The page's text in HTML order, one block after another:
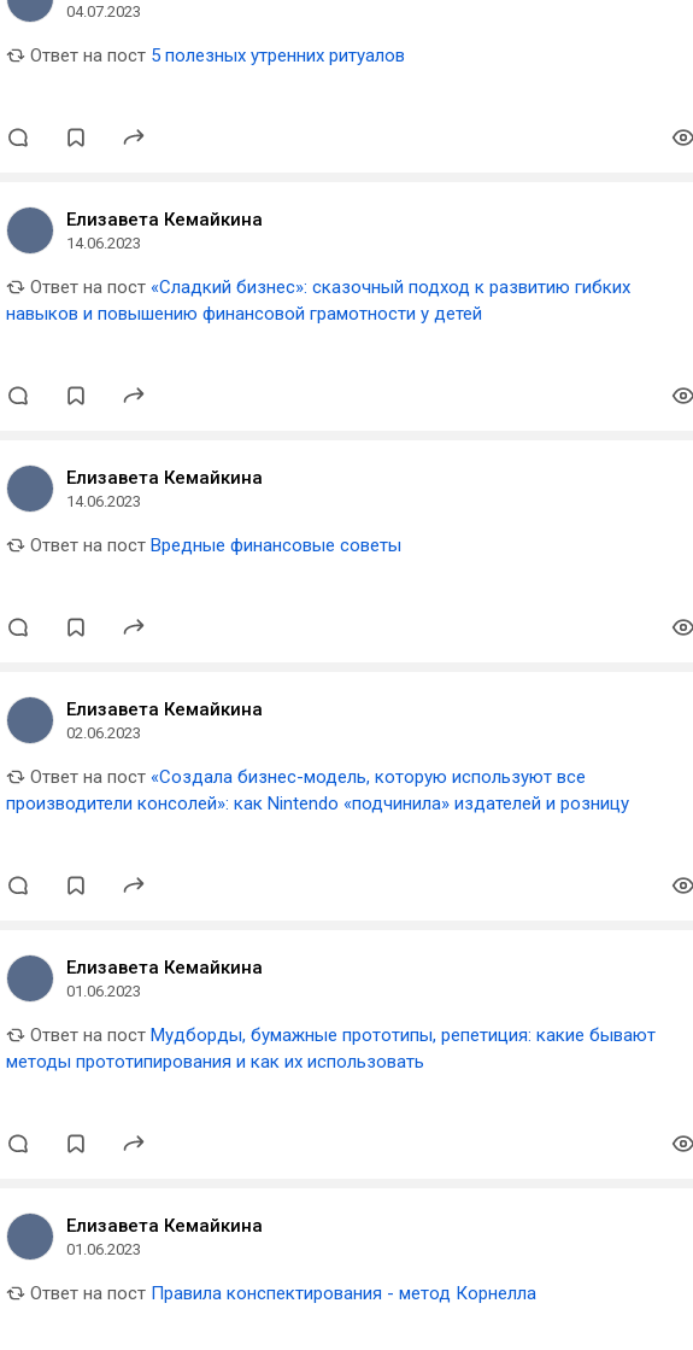
04.07.2023
Ответ на пост 5 полезных утренних ритуалов
Елизавета Кемайкина
14.06.2023
Ответ на пост «Сладкий бизнес»: сказочный подход к развитию гибких
навыков и повышению финансовой грамотности у детей
Елизавета Кемайкина
14.06.2023
Ответ на пост Вредные финансовые советы
Елизавета Кемайкина
02.06.2023
Ответ на пост «Создала бизнес-модель, которую используют все
производители консолей»: как Nintendo «подчинила» издателей и розницу
Елизавета Кемайкина
01.06.2023
Ответ на пост ​Мудборды, бумажные прототипы, репетиция: какие бывают
методы прототипирования и как их использовать
Елизавета Кемайкина
01.06.2023
Ответ на пост Правила конспектирования - метод Корнелла